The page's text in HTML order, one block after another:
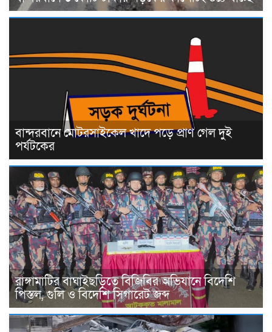
বান্দরবানে মোটরসাইকেল খাদে পড়ে প্রাণ গেল দুই
পর্যটকের
রাঙ্গামাটির বাঘাইছড়িতে বিজিবির অভিযানে বিদেশি
পিস্তল, গুলি ও বিদেশি সিগারেট জব্দ